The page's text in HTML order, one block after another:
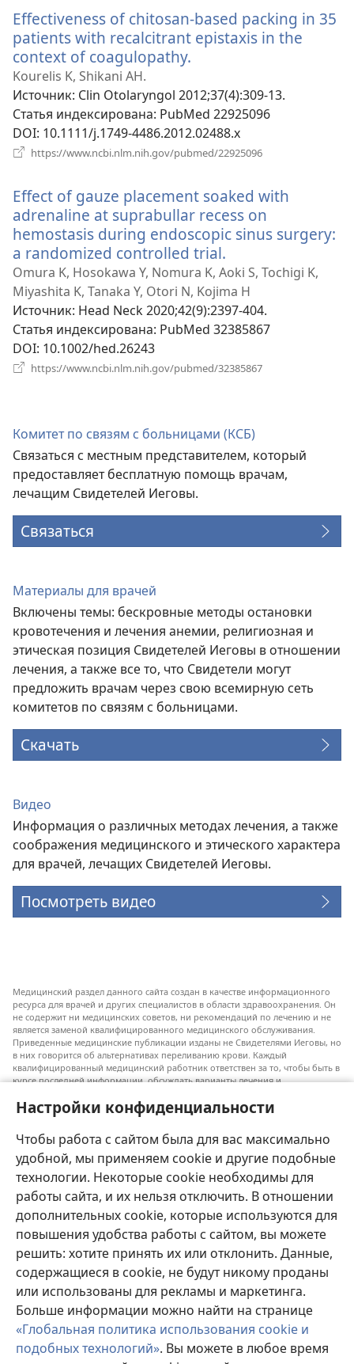
Настройки конфиденциальности
Чтобы работа с сайтом была для вас максимально
удобной, мы применяем cookie и другие подобные
технологии. Некоторые cookie необходимы для
работы сайта, и их нельзя отключить. В отношении
дополнительных cookie, которые используются для
повышения удобства работы с сайтом, вы можете
решить: хотите принять их или отклонить. Данные,
содержащиеся в cookie, не будут никому проданы
или использованы для рекламы и маркетинга.
Больше информации можно найти на странице
«Глобальная политика использования cookie и
подобных технологий». Вы можете в любое время
окне)
Effectiveness of chitosan-based packing in 35
patients with recalcitrant epistaxis in the
context of coagulopathy.
новом
окне)
Kourelis K, Shikani AH.
Источник‎: Clin Otolaryngol 2012;37(4):309-13.
Статья индексирована‎: PubMed 22925096
DOI‎: 10.1111/j.1749-4486.2012.02488.x
https://www.ncbi.nlm.nih.gov/pubmed/22925096
окне)
Effect of gauze placement soaked with
adrenaline at suprabullar recess on
hemostasis during endoscopic sinus surgery:
a randomized controlled trial.
в
новом
окне)
Omura K, Hosokawa Y, Nomura K, Aoki S, Tochigi K,
Miyashita K, Tanaka Y, Otori N, Kojima H
Источник‎: Head Neck 2020;42(9):2397-404.
Статья индексирована‎: PubMed 32385867
DOI‎: 10.1002/hed.26243
https://www.ncbi.nlm.nih.gov/pubmed/32385867
Комитет по связям с больницами (КСБ)
Связаться с местным представителем, который
предоставляет бесплатную помощь врачам,
лечащим Свидетелей Иеговы.
Связаться
Материалы для врачей
Включены темы: бескровные методы остановки
кровотечения и лечения анемии, религиозная и
этическая позиция Свидетелей Иеговы в отношении
лечения, а также все то, что Свидетели могут
предложить врачам через свою всемирную сеть
комитетов по связям с больницами.
Скачать
Видео
Информация о различных методах лечения, а также
соображения медицинского и этического характера
для врачей, лечащих Свидетелей Иеговы.
Посмотреть видео
Медицинский раздел данного сайта создан в качестве информационного
ресурса для врачей и других специалистов в области здравоохранения. Он
не содержит ни медицинских советов, ни рекомендаций по лечению и не
является заменой квалифицированного медицинского обслуживания.
Приведенные медицинские публикации изданы не Свидетелями Иеговы, но
в них говорится об альтернативах переливанию крови. Каждый
квалифицированный медицинский работник ответствен за то, чтобы быть в
курсе последней информации, обсуждать варианты лечения и
с их состоянием, желаниями, ценностями и религиозными взглядами.
Не все перечисленные методы лечения подходят для каждого пациента.
Для пациентов. Всегда обращайтесь к врачу или другому
квалифицированному медицинскому работнику по вопросам, связанным с
вашим состоянием здоровья или методами лечения. Если вы заболели,
проконсультируйтесь с врачом.
Использование данного сайта определяется «Условиями использования».
Настроить внешний вид
Copyright© 2026 Watch Tower Bible and Tract Society of Pennsylvania.